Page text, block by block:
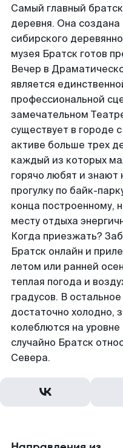
Самый главный
деревня. Она
сибирского
музея Братск готов
Вечер в
является
профессиональной
замечательном
существует в городе
активе больше трех
каждый из которых
горячо любят и знают
прогулку по байк-
конца построенному,
месту отдыха
Когда приезжать?
Братск онлайн и
летом или ранней
теплая погода и
градусов. В
достаточно холодно,
колеблются на
случайно Братск
Севера.